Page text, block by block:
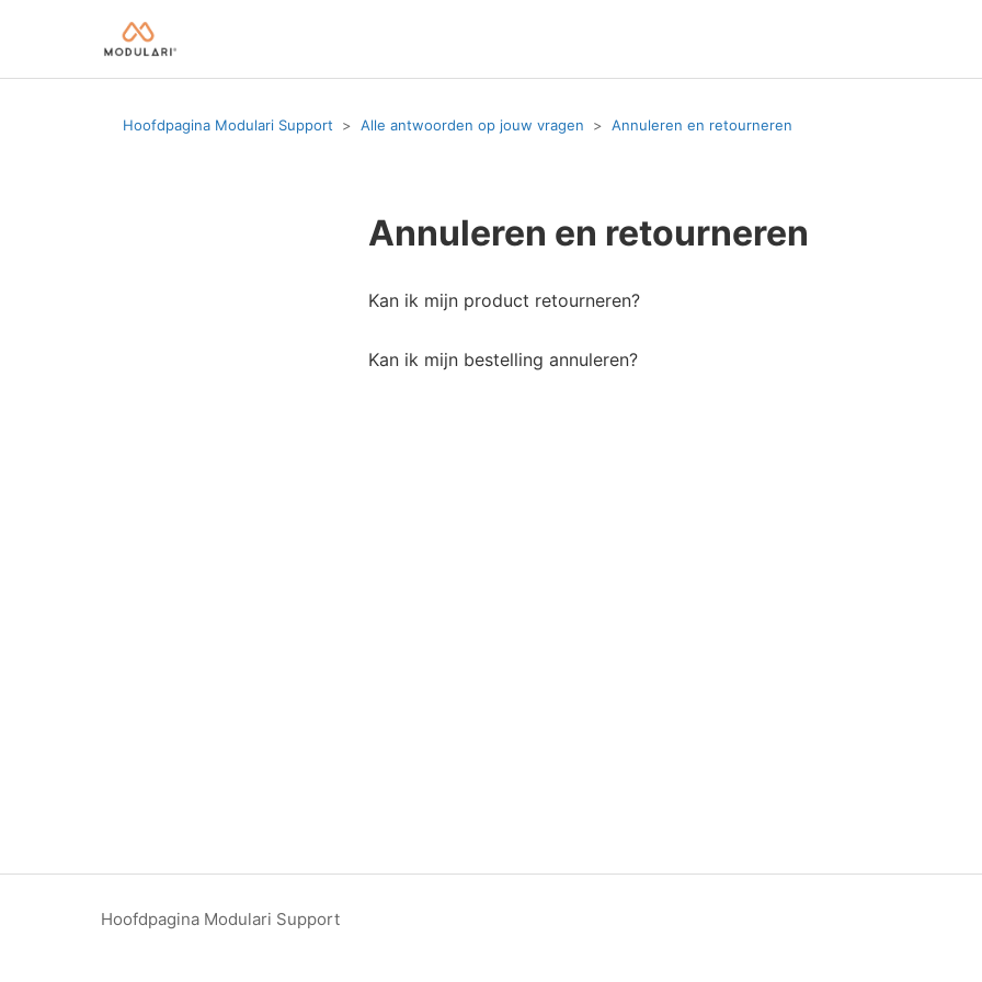
Hoofdpagina Modulari Support Alle antwoorden op jouw vragen Annuleren en retourneren
Annuleren en retourneren
Kan ik mijn product retourneren?
Kan ik mijn bestelling annuleren?
Hoofdpagina Modulari Support